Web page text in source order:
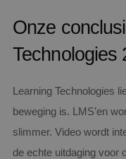
Onze
Technologies
Learning Technologies
beweging is. LMS’en
slimmer. Video wordt
de echte uitdaging voor